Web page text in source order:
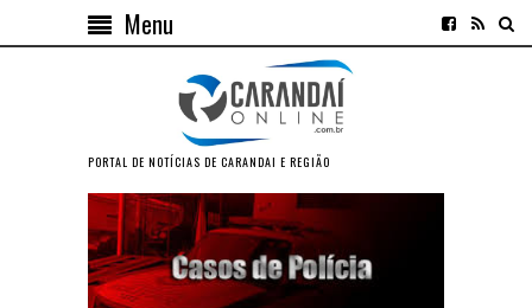
Menu
PORTAL DE NOTÍCIAS DE CARANDAI E REGIÃO